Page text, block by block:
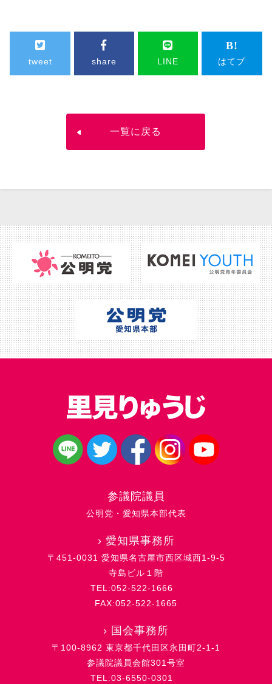
tweet share LINE はてブ
一覧に戻る
参議院議員
公明党・愛知県本部代表
› 愛知県事務所
〒451-0031 愛知県名古屋市西区城西1-9-5
寺島ビル１階
TEL:052-522-1666
FAX:052-522-1665
› 国会事務所
〒100-8962 東京都千代田区永田町2-1-1
参議院議員会館301号室
TEL:03-6550-0301